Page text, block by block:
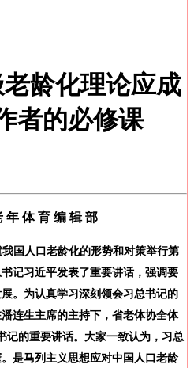
龄化理论应成
者的必修课
年体育编辑部
我国人口老龄化的形势和对策举行第
记习近平发表了重要讲话，强调要
。为认真学习深刻领会习总书记的
连生主席的主持下，省老体协全体
记的重要讲话。大家一致认为，习总
是马列主义思想应对中国人口老龄